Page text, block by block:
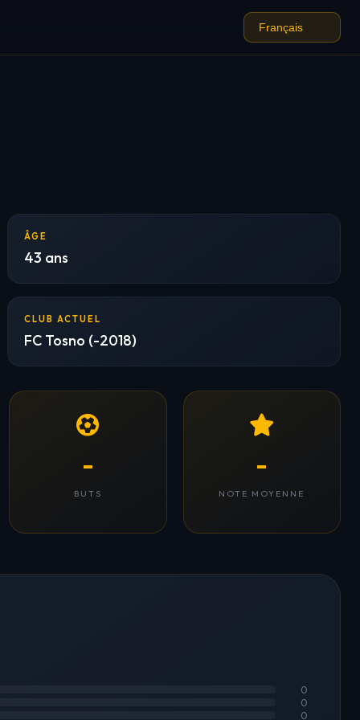
ÂGE
43 ans
CLUB ACTUEL
FC Tosno (-2018)
-
BUTS
-
NOTE MOYENNE
0
0
0